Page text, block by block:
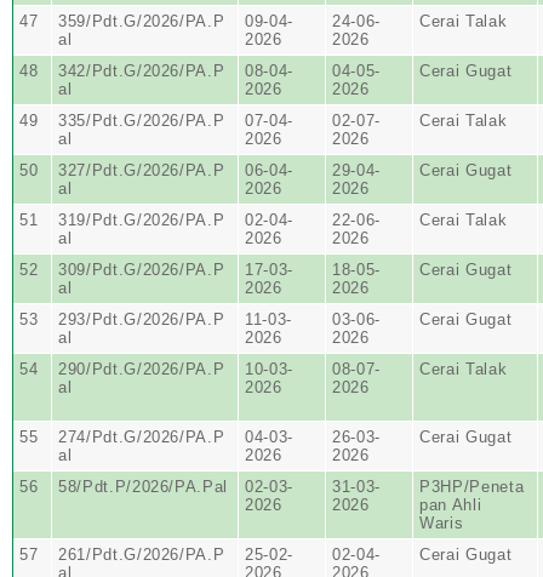
47
359/Pdt.G/2026/PA.P
al
09-04-
2026
24-06-
2026
Cerai Talak
48
342/Pdt.G/2026/PA.P
al
08-04-
2026
04-05-
2026
Cerai Gugat
49
335/Pdt.G/2026/PA.P
al
07-04-
2026
02-07-
2026
Cerai Talak
50
327/Pdt.G/2026/PA.P
al
06-04-
2026
29-04-
2026
Cerai Gugat
51
319/Pdt.G/2026/PA.P
al
02-04-
2026
22-06-
2026
Cerai Talak
52
309/Pdt.G/2026/PA.P
al
17-03-
2026
18-05-
2026
Cerai Gugat
53
293/Pdt.G/2026/PA.P
al
11-03-
2026
03-06-
2026
Cerai Gugat
54
290/Pdt.G/2026/PA.P
al
10-03-
2026
08-07-
2026
Cerai Talak
55
274/Pdt.G/2026/PA.P
al
04-03-
2026
26-03-
2026
Cerai Gugat
56 58/Pdt.P/2026/PA.Pal
02-03-
2026
31-03-
2026
P3HP/Peneta
pan Ahli
Waris
57
261/Pdt.G/2026/PA.P
al
25-02-
2026
02-04-
2026
Cerai Gugat